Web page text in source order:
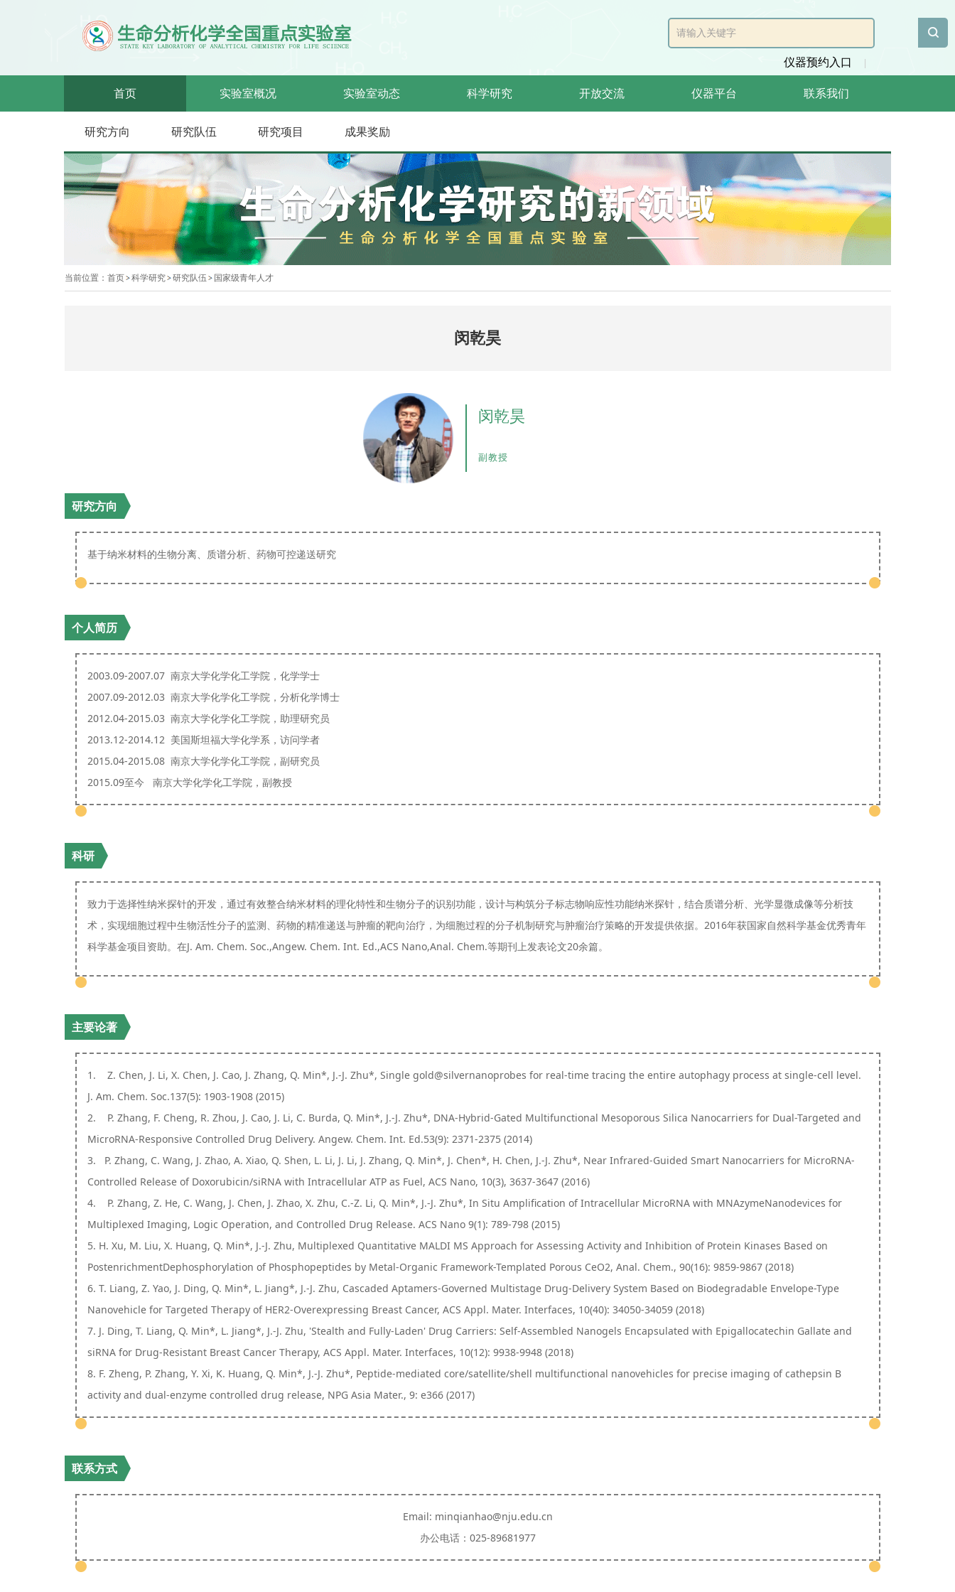
仪器预约入口 |
首页 实验室概况 实验室动态 科学研究 开放交流 仪器平台 联系我们
研究方向 研究队伍 研究项目 成果奖励
当前位置： 首页 科学研究 研究队伍 国家级青年人才
闵乾昊
闵乾昊
副教授
研究方向
基于纳米材料的生物分离、质谱分析、药物可控递送研究
个人简历
2003.09-2007.07 南京大学化学化工学院，化学学士
2007.09-2012.03 南京大学化学化工学院，分析化学博士
2012.04-2015.03 南京大学化学化工学院，助理研究员
2013.12-2014.12 美国斯坦福大学化学系，访问学者
2015.04-2015.08 南京大学化学化工学院，副研究员
2015.09至今 南京大学化学化工学院，副教授
科研
致力于选择性纳米探针的开发，通过有效整合纳米材料的理化特性和生物分子的识别功能，设计与构筑分子标志物响应性功能纳米探针，结合质谱分析、光学显微成像等分析技
术，实现细胞过程中生物活性分子的监测、药物的精准递送与肿瘤的靶向治疗，为细胞过程的分子机制研究与肿瘤治疗策略的开发提供依据。2016年获国家自然科学基金优秀青年
科学基金项目资助。在J. Am. Chem. Soc.,Angew. Chem. Int. Ed.,ACS Nano,Anal. Chem.等期刊上发表论文20余篇。
主要论著
1. Z. Chen, J. Li, X. Chen, J. Cao, J. Zhang, Q. Min*, J.-J. Zhu*, Single gold@silvernanoprobes for real-time tracing the entire autophagy process at single-cell level.
J. Am. Chem. Soc.137(5): 1903-1908 (2015)
2. P. Zhang, F. Cheng, R. Zhou, J. Cao, J. Li, C. Burda, Q. Min*, J.-J. Zhu*, DNA-Hybrid-Gated Multifunctional Mesoporous Silica Nanocarriers for Dual-Targeted and
MicroRNA-Responsive Controlled Drug Delivery. Angew. Chem. Int. Ed.53(9): 2371-2375 (2014)
3. P. Zhang, C. Wang, J. Zhao, A. Xiao, Q. Shen, L. Li, J. Li, J. Zhang, Q. Min*, J. Chen*, H. Chen, J.-J. Zhu*, Near Infrared-Guided Smart Nanocarriers for MicroRNA-
Controlled Release of Doxorubicin/siRNA with Intracellular ATP as Fuel, ACS Nano, 10(3), 3637-3647 (2016)
4. P. Zhang, Z. He, C. Wang, J. Chen, J. Zhao, X. Zhu, C.-Z. Li, Q. Min*, J.-J. Zhu*, In Situ Amplification of Intracellular MicroRNA with MNAzymeNanodevices for
Multiplexed Imaging, Logic Operation, and Controlled Drug Release. ACS Nano 9(1): 789-798 (2015)
5. H. Xu, M. Liu, X. Huang, Q. Min*, J.-J. Zhu, Multiplexed Quantitative MALDI MS Approach for Assessing Activity and Inhibition of Protein Kinases Based on
PostenrichmentDephosphorylation of Phosphopeptides by Metal-Organic Framework-Templated Porous CeO2, Anal. Chem., 90(16): 9859-9867 (2018)
6. T. Liang, Z. Yao, J. Ding, Q. Min*, L. Jiang*, J.-J. Zhu, Cascaded Aptamers-Governed Multistage Drug-Delivery System Based on Biodegradable Envelope-Type
Nanovehicle for Targeted Therapy of HER2-Overexpressing Breast Cancer, ACS Appl. Mater. Interfaces, 10(40): 34050-34059 (2018)
7. J. Ding, T. Liang, Q. Min*, L. Jiang*, J.-J. Zhu, 'Stealth and Fully-Laden' Drug Carriers: Self-Assembled Nanogels Encapsulated with Epigallocatechin Gallate and
siRNA for Drug-Resistant Breast Cancer Therapy, ACS Appl. Mater. Interfaces, 10(12): 9938-9948 (2018)
8. F. Zheng, P. Zhang, Y. Xi, K. Huang, Q. Min*, J.-J. Zhu*, Peptide-mediated core/satellite/shell multifunctional nanovehicles for precise imaging of cathepsin B
activity and dual-enzyme controlled drug release, NPG Asia Mater., 9: e366 (2017)
联系方式
Email: minqianhao@nju.edu.cn
办公电话：025-89681977